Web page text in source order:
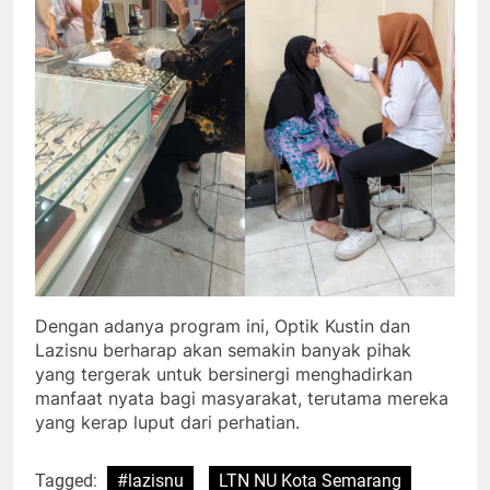
Dengan adanya program ini, Optik Kustin dan
Lazisnu berharap akan semakin banyak pihak
yang tergerak untuk bersinergi menghadirkan
manfaat nyata bagi masyarakat, terutama mereka
yang kerap luput dari perhatian.
Tagged: #lazisnu LTN NU Kota Semarang